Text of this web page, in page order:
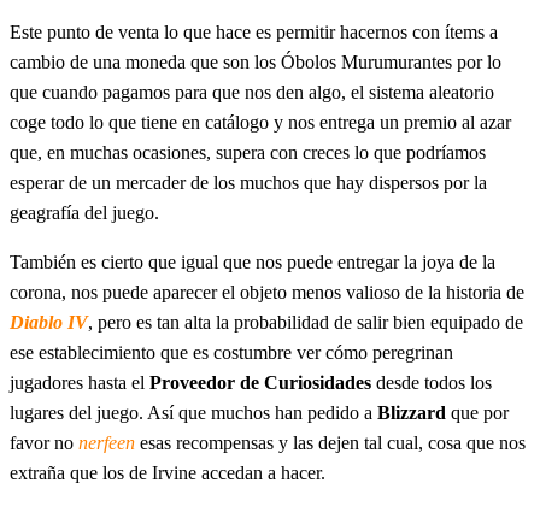
Este punto de venta lo que hace es permitir hacernos con ítems a
cambio de una moneda que son los Óbolos Murumurantes por lo
que cuando pagamos para que nos den algo, el sistema aleatorio
coge todo lo que tiene en catálogo y nos entrega un premio al azar
que, en muchas ocasiones, supera con creces lo que podríamos
esperar de un mercader de los muchos que hay dispersos por la
geagrafía del juego.
También es cierto que igual que nos puede entregar la joya de la
corona, nos puede aparecer el objeto menos valioso de la historia de
Diablo IV, pero es tan alta la probabilidad de salir bien equipado de
ese establecimiento que es costumbre ver cómo peregrinan
jugadores hasta el Proveedor de Curiosidades desde todos los
lugares del juego. Así que muchos han pedido a Blizzard que por
favor no nerfeen esas recompensas y las dejen tal cual, cosa que nos
extraña que los de Irvine accedan a hacer.